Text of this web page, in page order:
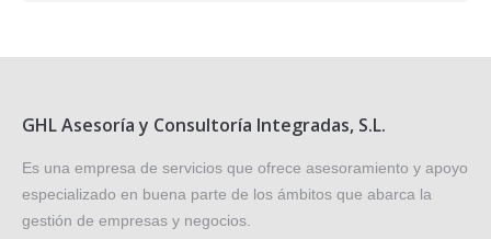
GHL Asesoría y Consultoría Integradas, S.L.
Es una empresa de servicios que ofrece asesoramiento y apoyo
especializado en buena parte de los ámbitos que abarca la
gestión de empresas y negocios.